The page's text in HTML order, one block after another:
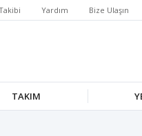
Yardım Bize Ulaşın
TAKIM